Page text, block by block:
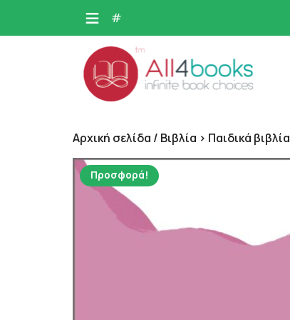
#
Αρχική σελίδα / Βιβλία > Παιδικά βιβλία
Προσφορά!